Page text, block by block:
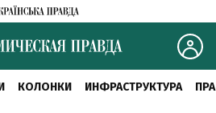
КОЛОНКИ ИНФРАСТРУКТУРА